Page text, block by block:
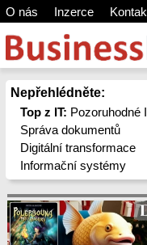
O nás Inzerce
Nepřehlédněte:
Top z IT: Pozoruhodné
Správa dokumentů
Digitální transformace
Informační systémy